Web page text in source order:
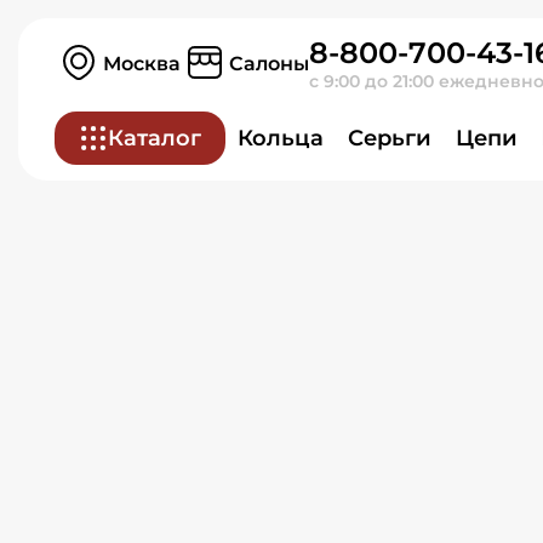
Москва Салоны8-800-700-43-
с 9:00 до 21:00
Каталог Кольца Серьги Цепи
Серьги из красного